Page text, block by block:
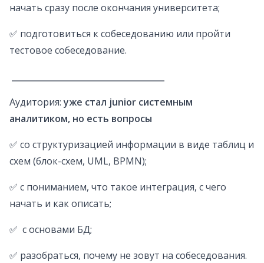
начать сразу после окончания университета;
✅ подготовиться к собеседованию или пройти
тестовое собеседование.
Аудитория:уже стал junior системным
аналитиком, но есть вопросы
✅ со структуризацией информации в виде таблиц и
схем (блок-схем, UML, BPMN);
✅ с пониманием, что такое интеграция, с чего
начать и как описать;
✅ с основами БД;
✅ разобраться, почему не зовут на собеседования.